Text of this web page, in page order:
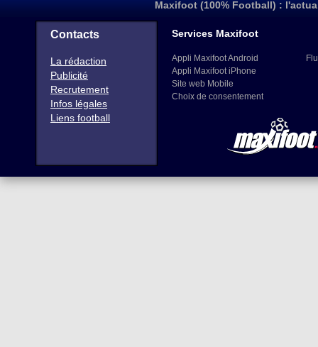
Maxifoot (100% Football) :
Contacts
La rédaction
Publicité
Recrutement
Infos légales
Liens football
Services Maxifoot
Appli Maxifoot Android
Appli Maxifoot iPhone
Site web Mobile
Choix de consentement